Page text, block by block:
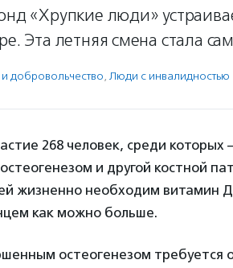
«Хрупкие люди»
Эта летняя смена стала
и доброволь­чест­во, Люди с инвалидностью
268 человек, среди
и другой костной
жизненно необходим витамин
как можно больше.
остеогенезом требуется